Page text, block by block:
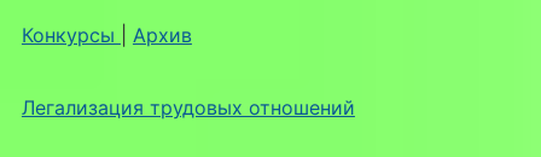
Конкурсы Архив
Легализация трудовых отношений